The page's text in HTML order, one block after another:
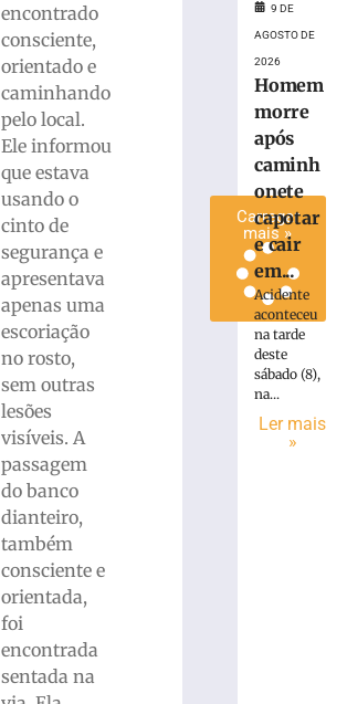
encontrado
consciente,
orientado e
caminhando
pelo local.
Ele informou
que estava
usando o
cinto de
segurança e
apresentava
apenas uma
escoriação
no rosto,
sem outras
lesões
visíveis. A
passagem
do banco
dianteiro,
também
consciente e
orientada,
foi
encontrada
sentada na
Carregar
mais »
9 DE
AGOSTO DE
2026
Homem
morre
após
caminh
onete
capotar
e cair
em...
Acidente
aconteceu
na tarde
deste
sábado (8),
na...
Ler mais
»